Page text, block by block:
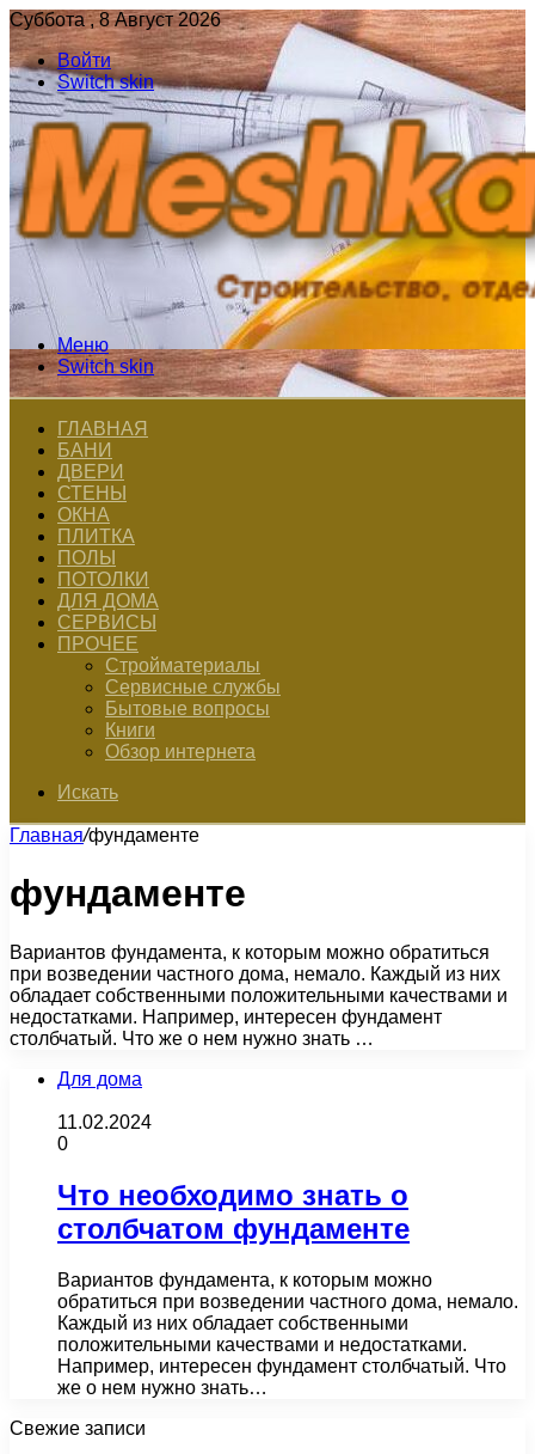
Суббота , 8 Август 2026
Войти
Switch skin
Меню
Switch skin
ГЛАВНАЯ
БАНИ
ДВЕРИ
СТЕНЫ
ОКНА
ПЛИТКА
ПОЛЫ
ПОТОЛКИ
ДЛЯ ДОМА
СЕРВИСЫ
ПРОЧЕЕ
Стройматериалы
Сервисные службы
Бытовые вопросы
Книги
Обзор интернета
Искать
Главная/фундаменте
фундаменте
Вариантов фундамента, к которым можно обратиться
при возведении частного дома, немало. Каждый из них
обладает собственными положительными качествами и
недостатками. Например, интересен фундамент
столбчатый. Что же о нем нужно знать …
Для дома
11.02.2024
0
Что необходимо знать о
столбчатом фундаменте
Вариантов фундамента, к которым можно
обратиться при возведении частного дома, немало.
Каждый из них обладает собственными
положительными качествами и недостатками.
Например, интересен фундамент столбчатый. Что
же о нем нужно знать…
Свежие записи